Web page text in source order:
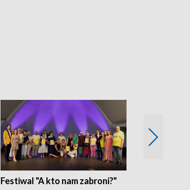
Festiwal "A kto nam zabroni?"